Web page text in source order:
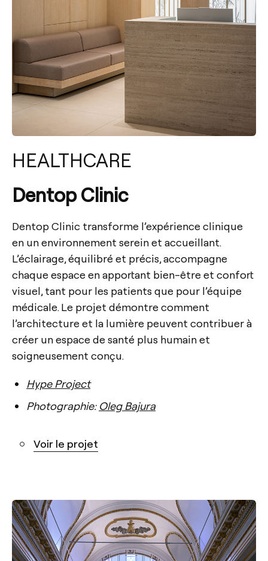
HEALTHCARE
Dentop Clinic
Dentop Clinic transforme l’expérience clinique
en un environnement serein et accueillant.
L’éclairage, équilibré et précis, accompagne
chaque espace en apportant bien-être et confort
visuel, tant pour les patients que pour l’équipe
médicale. Le projet démontre comment
l’architecture et la lumière peuvent contribuer à
créer un espace de santé plus humain et
soigneusement conçu.
Hype Project
Photographie: Oleg Bajura
Voir le projet